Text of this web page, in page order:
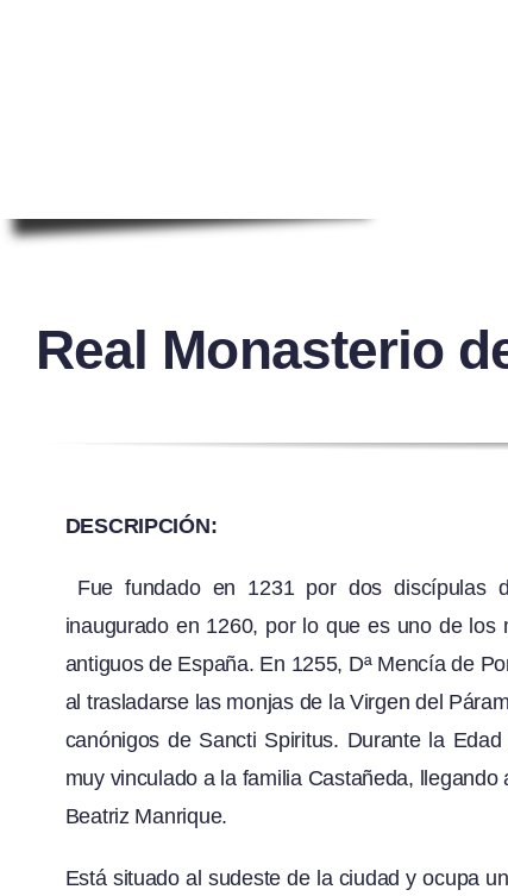
Real Monasterio
DESCRIPCIÓN:
Fue fundado en 1231 por dos
inaugurado en 1260, por lo que es uno de los
antiguos de España. En 1255, Dª Mencía de
al trasladarse las monjas de la Virgen del
canónigos de Sancti Spiritus. Durante la
muy vinculado a la familia Castañeda, llegando
Beatriz Manrique.
Está situado al sudeste de la ciudad y ocupa